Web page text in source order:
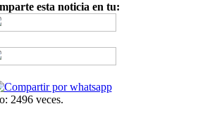
esta noticia en tu:
2496 veces.